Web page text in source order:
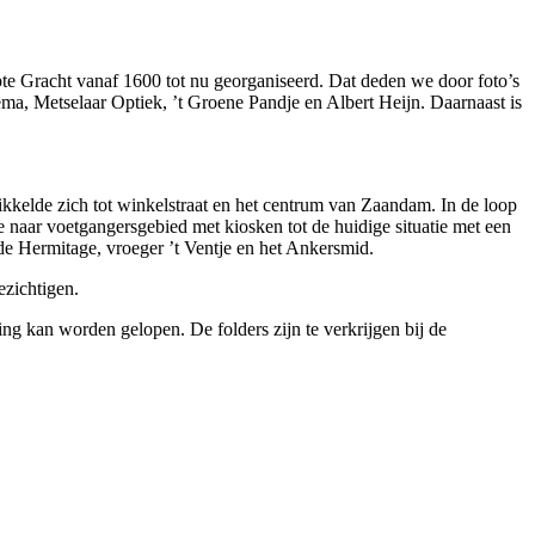
Gracht vanaf 1600 tot nu georganiseerd. Dat deden we door foto’s
Metselaar Optiek, ’t Groene Pandje en Albert Heijn. Daarnaast is
zich tot winkelstraat en het centrum van Zaandam. In de loop
voetgangersgebied met kiosken tot de huidige situatie met een
Hermitage, vroeger ’t Ventje en het Ankersmid.
kan worden gelopen. De folders zijn te verkrijgen bij de